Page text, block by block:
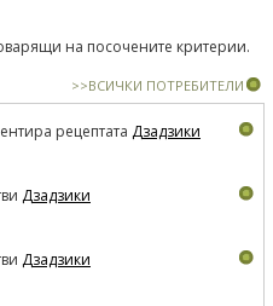
на посочените критерии.
>>ВСИЧКИ ПОТРЕБИТЕЛИ
рецептата Дзадзики
Дзадзики
Дзадзики